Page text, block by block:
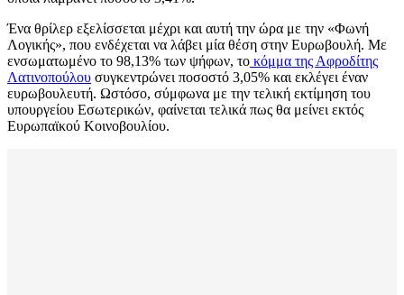
Ένα θρίλερ εξελίσσεται μέχρι και αυτή την ώρα με την «Φωνή
Λογικής», που ενδέχεται να λάβει μία θέση στην Ευρωβουλή. Με
ενσωματωμένο το 98,13% των ψήφων, το κόμμα της Αφροδίτης
Λατινοπούλου συγκεντρώνει ποσοστό 3,05% και εκλέγει έναν
ευρωβουλευτή. Ωστόσο, σύμφωνα με την τελική εκτίμηση του
υπουργείου Εσωτερικών, φαίνεται τελικά πως θα μείνει εκτός
Ευρωπαϊκού Κοινοβουλίου.